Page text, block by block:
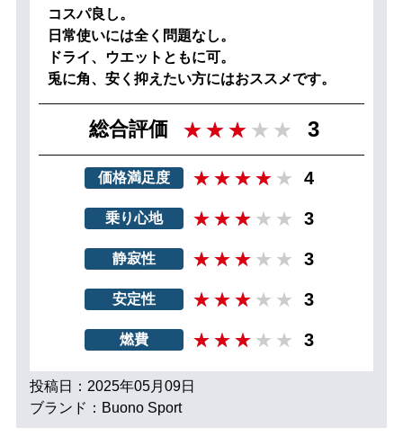
コスパ良し。
日常使いには全く問題なし。
ドライ、ウエットともに可。
兎に角、安く抑えたい方にはおススメです。
総合評価 3
価格満足度 4
乗り心地 3
静寂性 3
安定性 3
燃費 3
投稿日：2025年05月09日
ブランド：Buono Sport